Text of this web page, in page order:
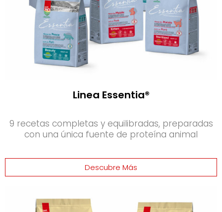
Linea Essentia®
9 recetas completas y equilibradas, preparadas
con una única fuente de proteína animal
Descubre Más